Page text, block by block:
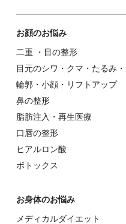
お顔のお悩み
⼆重 ・⽬の整形
⽬元のシワ・クマ・たるみ
輪郭・⼩顔・リフトアップ
⿐の整形
脂肪注入・再生医療
⼝唇の整形
ヒアルロン酸
ボトックス
お⾝体のお悩み
メディカルダイエット